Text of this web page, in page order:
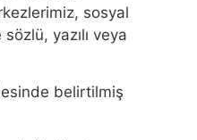
sosyal
yazılı veya
belirtilmiş